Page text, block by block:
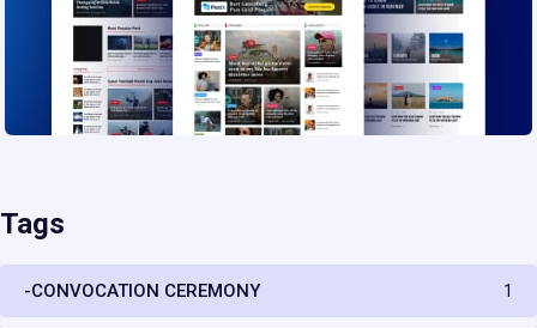
Tags
-CONVOCATION CEREMONY 1